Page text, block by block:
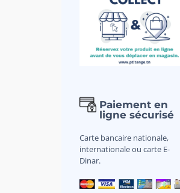
Paiement en
ligne sécurisé
Carte bancaire nationale,
internationale ou carte E-
Dinar.